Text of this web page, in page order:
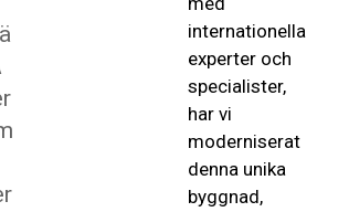
internationella
experter och
specialister,
har vi
moderniserat
denna unika
byggnad,